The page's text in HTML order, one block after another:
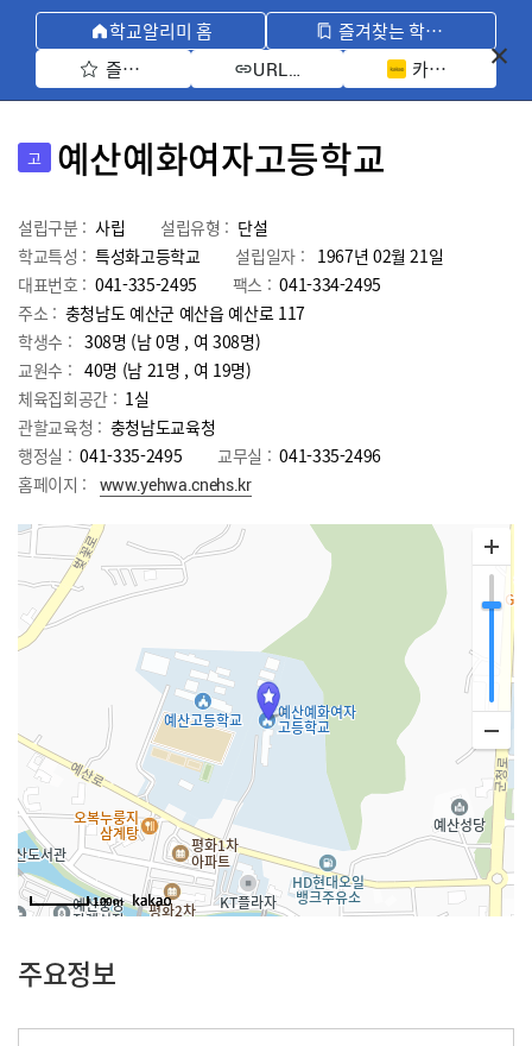
학교알리미 홈
즐겨찾는 학교 모아보기
즐겨찾기 선택
URL 복사 카카오톡 공유
고 예산예화여자고등학교
설립구분 : 사립 설립유형 : 단설
학교특성 : 특성화고등학교 설립일자 : 1967년 02월 21일
대표번호 : 041-335-2495 팩스 : 041-334-2495
주소 : 충청남도 예산군 예산읍 예산로 117
학생수 : 308명 (남 0명 , 여 308명)
교원수 : 40명 (남 21명 , 여 19명)
체육집회공간 : 1실
관할교육청 : 충청남도교육청
행정실 : 041-335-2495 교무실 : 041-335-2496
홈페이지 :
www.yehwa.cnehs.kr
100m
주요정보